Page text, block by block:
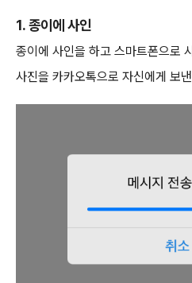
1. 종이에 사인
종이에 사인을 하고 스마트폰으로
사진을 카카오톡으로 자신에게 보